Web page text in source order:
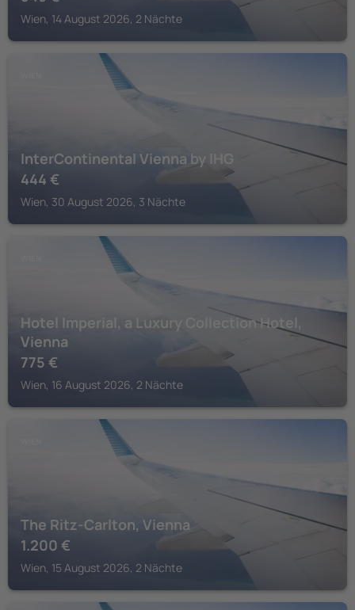
Wien, 14 August 2026, 2 Nächte
InterContinental Vienna by IHG
444 €
Wien, 30 August 2026, 3 Nächte
Hotel Imperial, a Luxury Collection Hotel,
Vienna
775 €
Wien, 16 August 2026, 2 Nächte
The Ritz-Carlton, Vienna
1.200 €
Wien, 15 August 2026, 2 Nächte